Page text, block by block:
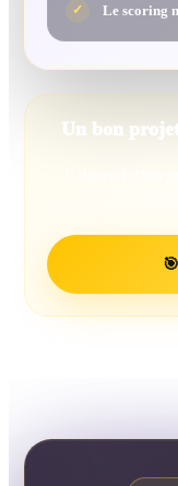
✓ Le scoring
Un bon
🎯